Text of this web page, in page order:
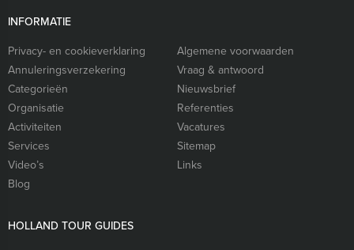
INFORMATIE
Privacy- en cookieverklaring
Algemene voorwaarden
Annuleringsverzekering
Vraag & antwoord
Categorieën
Nieuwsbrief
Organisatie
Referenties
Activiteiten
Vacatures
Services
Sitemap
Video’s
Links
Blog
HOLLAND TOUR GUIDES